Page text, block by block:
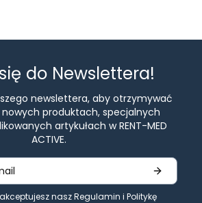
do Newslettera!
newslettera, aby otrzymywać
produktach, specjalnych
artykułach w RENT-MED
ACTIVE.
naszRegulamin i Politykę